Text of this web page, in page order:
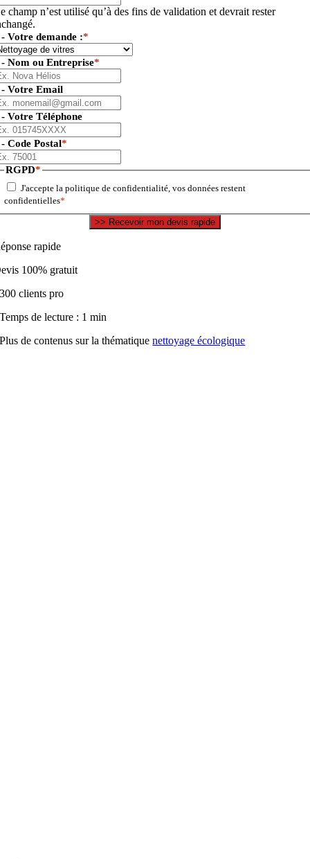
champ n’est utilisé qu’à des fins de validation et devrait rester
- Votre demande :*
- Nom ou Entreprise*
- Votre Email
- Votre Téléphone
Code Postal*
RGPD*
J'accepte la politique de confidentialité, vos données restent
confidentielles*
rapide
100% gratuit
clients pro
Temps de lecture : 1 min
Plus de contenus sur la thématiquenettoyage écologique